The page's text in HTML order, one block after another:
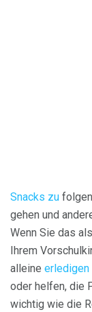
Snacks zu
gehen und
Wenn Sie das
Ihrem
alleine erledigen
oder helfen, die
wichtig wie die